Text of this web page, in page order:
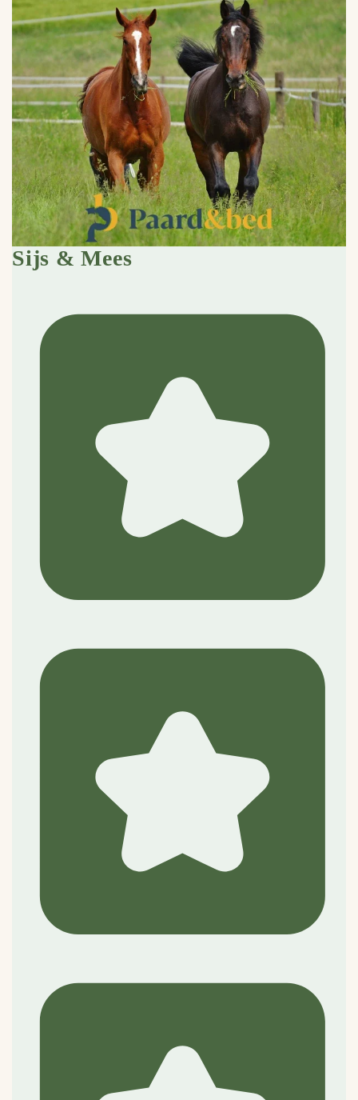
Sijs & Mees